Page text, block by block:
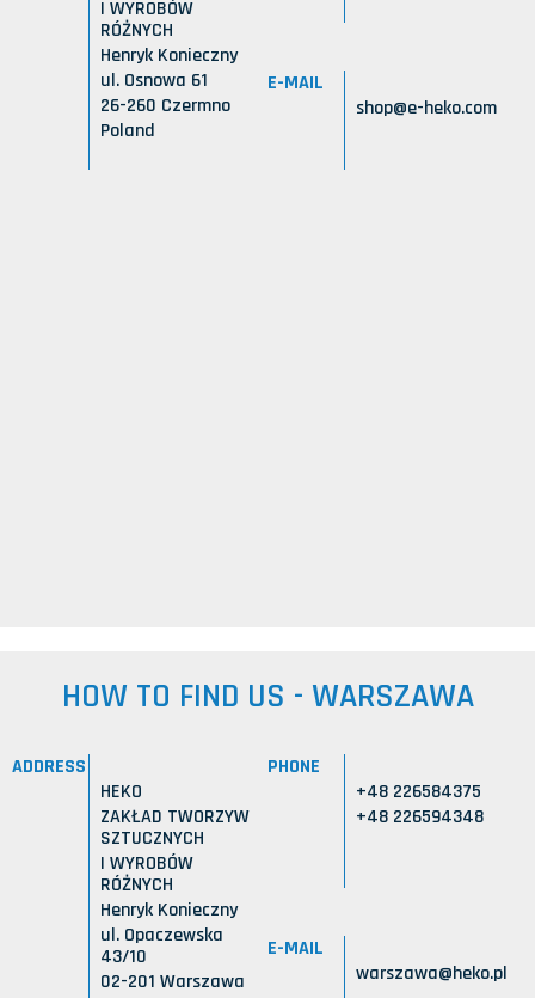
I WYROBÓW
RÓŻNYCH
Henryk Konieczny
ul. Osnowa 61
26-260 Czermno
Poland
E-MAIL
shop@e-heko.com
HOW TO FIND US - WARSZAWA
ADDRESS
HEKO
ZAKŁAD TWORZYW
SZTUCZNYCH
I WYROBÓW
RÓŻNYCH
Henryk Konieczny
ul. Opaczewska
43/10
02-201 Warszawa
PHONE
+48 226584375
+48 226594348
E-MAIL
warszawa@heko.pl